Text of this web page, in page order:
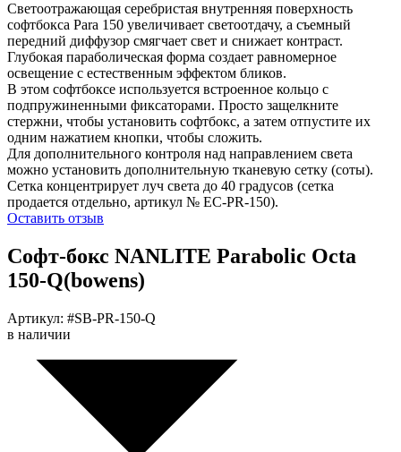
Светоотражающая серебристая внутренняя поверхность
софтбокса Para 150 увеличивает светоотдачу, а съемный
передний диффузор смягчает свет и снижает контраст.
Глубокая параболическая форма создает равномерное
освещение с естественным эффектом бликов.
В этом софтбоксе используется встроенное кольцо с
подпружиненными фиксаторами. Просто защелкните
стержни, чтобы установить софтбокс, а затем отпустите их
одним нажатием кнопки, чтобы сложить.
Для дополнительного контроля над направлением света
можно установить дополнительную тканевую сетку (соты).
Сетка концентрирует луч света до 40 градусов (сетка
продается отдельно, артикул № EC-PR-150).
Оставить отзыв
Софт-бокс NANLITE Parabolic Octa
150-Q(bowens)
Артикул: #SB-PR-150-Q
в наличии